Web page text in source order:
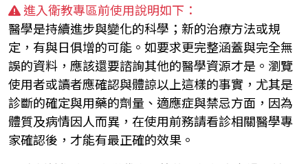
進入衛教專區前使用說明如下：
醫學是持續進步與變化的科學；新的治療方法或規
定，有與日俱增的可能。如要求更完整涵蓋與完全無
誤的資料，應該還要諮詢其他的醫學資源才是。瀏覽
使用者或讀者應確認與體諒以上這樣的事實，尤其是
診斷的確定與用藥的劑量、適應症與禁忌方面，因為
體質及病情因人而異，在使用前務請看診相關醫學專
家確認後，才能有最正確的效果。